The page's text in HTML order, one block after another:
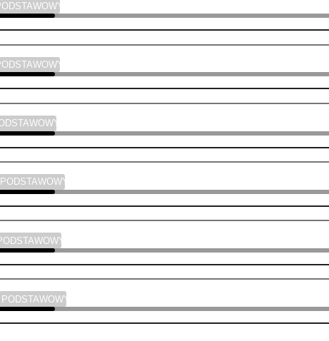
PODSTAWOWY
PODSTAWOWY
PODSTAWOWY
PODSTAWOWY
PODSTAWOWY